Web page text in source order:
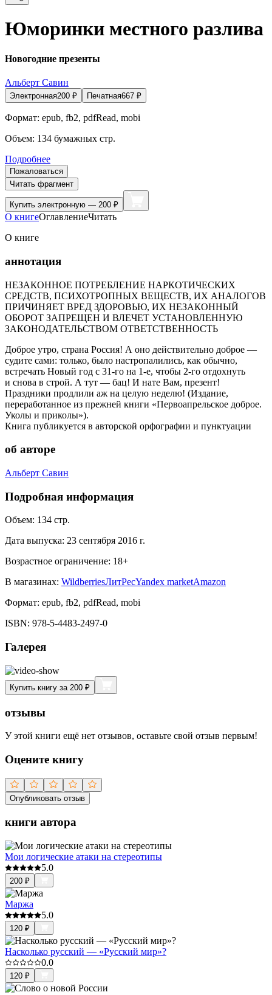
Юморинки местного разлива
Новогодние презенты
Альберт Савин
Электронная200 ₽ Печатная667 ₽
Формат: epub, fb2, pdfRead, mobi
Объем: 134 бумажных стр.
Подробнее
Пожаловаться
Читать фрагмент
Купить электронную — 200 ₽
О книгеОглавлениеЧитать
О книге
аннотация
НЕЗАКОННОЕ ПОТРЕБЛЕНИЕ НАРКОТИЧЕСКИХ
СРЕДСТВ, ПСИХОТРОПНЫХ ВЕЩЕСТВ, ИХ АНАЛОГОВ
ПРИЧИНЯЕТ ВРЕД ЗДОРОВЬЮ, ИХ НЕЗАКОННЫЙ
ОБОРОТ ЗАПРЕЩЕН И ВЛЕЧЕТ УСТАНОВЛЕННУЮ
ЗАКОНОДАТЕЛЬСТВОМ ОТВЕТСТВЕННОСТЬ
Доброе утро, страна Россия! А оно действительно доброе —
судите сами: только, было настропалились, как обычно,
встречать Новый год с 31-го на 1-е, чтобы 2-го отдохнуть
и снова в строй. А тут — бац! И нате Вам, презент!
Праздники продлили аж на целую неделю! (Издание,
переработанное из прежней книги «Первоапрельское доброе.
Уколы и приколы»).
Книга публикуется в авторской орфографии и пунктуации
об авторе
Альберт Савин
Подробная информация
Объем: 134 стр.
Дата выпуска: 23 сентября 2016 г.
Возрастное ограничение: 18+
В магазинах: WildberriesЛитРесYandex marketAmazon
Формат: epub, fb2, pdfRead, mobi
ISBN: 978-5-4483-2497-0
Галерея
Купить книгу за 200 ₽
отзывы
У этой книги ещё нет отзывов, оставьте свой отзыв первым!
Оцените книгу
Опубликовать отзыв
книги автора
Мои логические атаки на стереотипы
5.0
200 ₽
Маржа
5.0
120 ₽
Насколько русский — «Русский мир»?
0.0
120 ₽